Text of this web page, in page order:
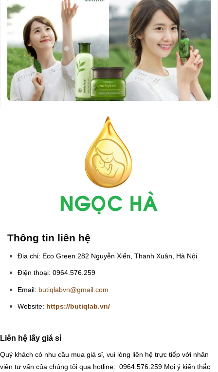
Thông tin liên hệ
Địa chỉ: Eco Green 282 Nguyễn Xiển, Thanh Xuân, Hà Nội
Điện thoại: 0964.576.259
Email: butiqlabvn@gmail.com
Website: https://butiqlab.vn/
Liên hệ lấy giá sỉ
Quý khách có nhu cầu mua giá sỉ, vui lòng liên hệ trực tiếp với nhân
viên tư vấn của chúng tôi qua hotline: 0964.576.259 Mọi ý kiến thắc